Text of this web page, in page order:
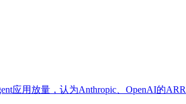
应用放量，认为Anthropic、OpenAI的